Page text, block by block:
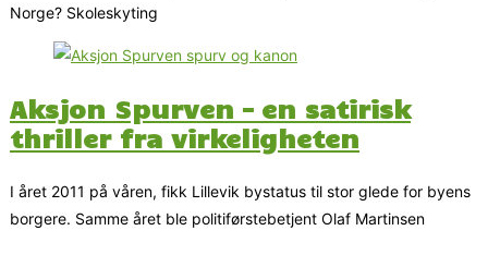
Norge? Skoleskyting
Aksjon Spurven – en satirisk
thriller fra virkeligheten
I året 2011 på våren, fikk Lillevik bystatus til stor glede for byens
borgere. Samme året ble politiførstebetjent Olaf Martinsen